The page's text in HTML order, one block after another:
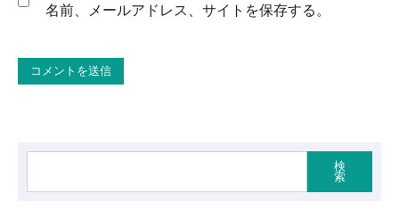
名前、メールアドレス、サイトを保存する。
検
索